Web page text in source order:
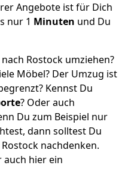
Angebote ist für Dich
nur 1 Minuten und Du
Rostock umziehen?
Möbel? Der Umzug ist
Kennst Du
? Oder auch
Du zum Beispiel nur
dann solltest Du
nachdenken.
hier ein